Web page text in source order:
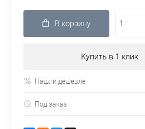
В корзину
Купить в 1 клик
Нашли дешевле
Под заказ